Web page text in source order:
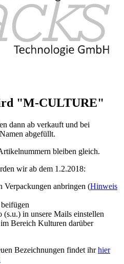
"M-CULTURE"
dann ab verkauft und bei
abgefüllt.
bleiben gleich.
wir ab dem 1.2.2018:
Verpackungen anbringen (Hinweis
in unsere Mails einstellen
Bereich Kulturen darüber
Bezeichnungen findet ihrhier